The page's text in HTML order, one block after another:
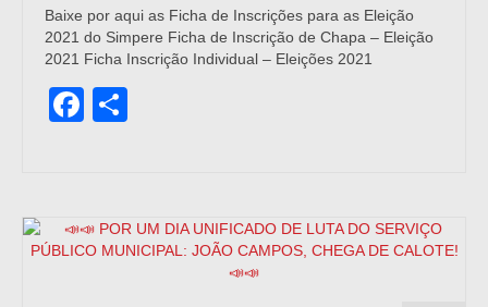
Baixe por aqui as Ficha de Inscrições para as Eleição
2021 do Simpere Ficha de Inscrição de Chapa – Eleição
2021 Ficha Inscrição Individual – Eleições 2021
Facebook